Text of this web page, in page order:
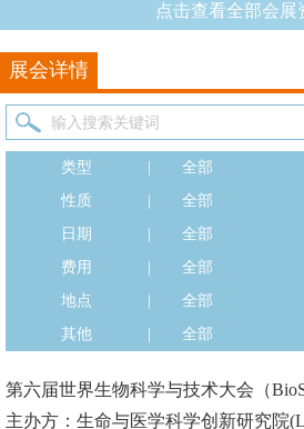
点击查看全部会展
展会详情
类型
全部
性质
全部
日期
全部
费用
全部
地点
全部
其他
全部
第六届世界生物科学与技术大会（
主办方：生命与医学科学创新研究院